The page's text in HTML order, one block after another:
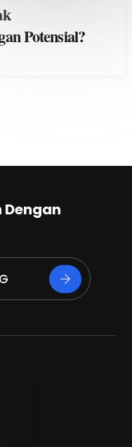
Potensial?